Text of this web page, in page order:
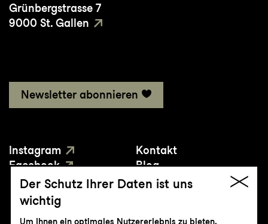
Grünbergstrasse 7
9000 St. Gallen
Newsletter abonnieren
Instagram
Facebook
YouTube
Kontakt
Blog
Presse
Der Schutz Ihrer Daten ist uns
wichtig
Um Ihnen ein optimales Nutzererlebnis zu bieten,